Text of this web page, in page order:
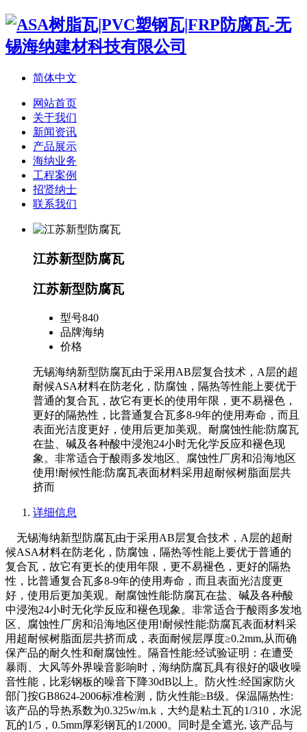
简体中文
网站首页
关于我们
新闻资讯
产品展示
海纳业务
工程案例
招贤纳士
联系我们
江苏新型防腐瓦
江苏新型防腐瓦
型号840
品牌海纳
价格
无锡海纳新型防腐瓦由于采用AB层复合技术，A层的超
耐候ASA材料在防老化，防腐蚀，隔热等性能上要优于
普通的复合瓦，故它有更长的使用年限，更不易褪色，
更好的隔热性，比普通复合瓦多8-9年的使用寿命，而且
表面光洁度更好，使用后更加美观。耐腐蚀性能:防腐瓦
在盐、碱及各种酸中浸泡24小时无化学反应和褪色现
象。非常适合于酸雨多发地区、腐蚀性厂房和沿海地区
使用!耐候性能:防腐瓦表面材料采用超耐候树脂面层共
挤而
详细信息
无锡海纳新型防腐瓦由于采用AB层复合技术，A层的超耐
候ASA材料在防老化，防腐蚀，隔热等性能上要优于普通的
复合瓦，故它有更长的使用年限，更不易褪色，更好的隔热
性，比普通复合瓦多8-9年的使用寿命，而且表面光洁度更
好，使用后更加美观。耐腐蚀性能:防腐瓦在盐、碱及各种酸
中浸泡24小时无化学反应和褪色现象。非常适合于酸雨多发地
区、腐蚀性厂房和沿海地区使用!耐候性能:防腐瓦表面材料采
用超耐候树脂面层共挤而成，表面耐候层厚度≥0.2mm,从而确
保产品的耐久性和耐腐蚀性。隔音性能:经试验证明：在遭受
暴雨、大风等外界噪音影响时，海纳防腐瓦具有很好的吸收噪
音性能，比彩钢板的噪音下降30dB以上。防火性:经国家防火
部门按GB8624-2006标准检测，防火性能≥B级。保温隔热性:
该产品的导热系数为0.325w/m.k，大约是粘土瓦的1/310，水泥
瓦的1/5，0.5mm厚彩钢瓦的1/2000。同时是全遮光, 该产品与